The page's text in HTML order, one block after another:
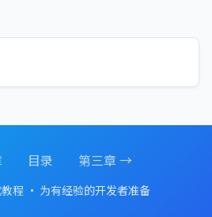
目录 第三章 →
程 · 为有经验的开发者准备